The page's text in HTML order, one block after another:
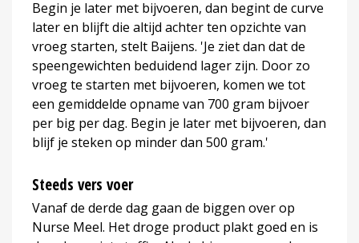
Begin je later met bijvoeren, dan begint de curve
later en blijft die altijd achter ten opzichte van
vroeg starten, stelt Baijens. 'Je ziet dan dat de
speengewichten beduidend lager zijn. Door zo
vroeg te starten met bijvoeren, komen we tot
een gemiddelde opname van 700 gram bijvoer
per big per dag. Begin je later met bijvoeren, dan
blijf je steken op minder dan 500 gram.'
Steeds vers voer
Vanaf de derde dag gaan de biggen over op
Nurse Meel. Het droge product plakt goed en is